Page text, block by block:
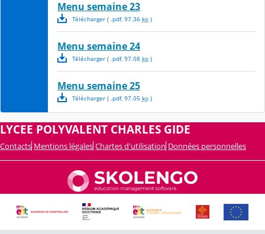
Menu semaine 23
Télécharger( .pdf, 97.36 ko)
Menu semaine 24
Télécharger( .pdf, 97.08 ko)
Menu semaine 25
Télécharger( .pdf, 97.05 ko)
LYCEE POLYVALENT CHARLES GIDE
Contacts Mentions légales Chartes d'utilisation Données personnelles